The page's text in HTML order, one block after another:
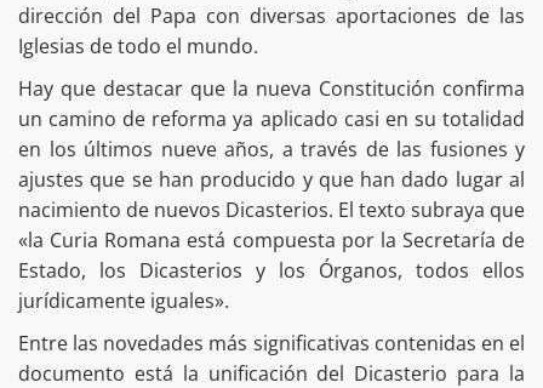
dirección del Papa con diversas aportaciones de las
Iglesias de todo el mundo.
Hay que destacar que la nueva Constitución confirma
un camino de reforma ya aplicado casi en su totalidad
en los últimos nueve años, a través de las fusiones y
ajustes que se han producido y que han dado lugar al
nacimiento de nuevos Dicasterios. El texto subraya que
«la Curia Romana está compuesta por la Secretaría de
Estado, los Dicasterios y los Órganos, todos ellos
jurídicamente iguales».
Entre las novedades más significativas contenidas en el
documento está la unificación del Dicasterio para la